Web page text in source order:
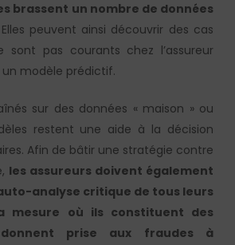
brassent un nombre de données
Elles peuvent ainsi découvrir des cas
sont pas courants chez l’assureur
modèle prédictif.
sur des données « maison » ou
restent une aide à la décision
Afin de bâtir une stratégie contre
les assureurs doivent également
analyse critique de tous leurs
mesure où ils constituent des
prise aux fraudes à